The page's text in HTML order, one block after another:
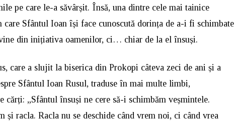
pe care le-a săvârșit. Însă, una dintre cele mai tainice
Sfântul Ioan își face cunoscută dorința de a-i fi schimbate
din inițiativa oamenilor, ci… chiar de la el însuși.
care a slujit la biserica din Prokopi câteva zeci de ani și a
Sfântul Ioan Rusul, traduse în mai multe limbi,
cărți: „Sfântul însuși ne cere să-i schimbăm veșmintele.
și racla. Racla nu se deschide când vrem noi, ci când vrea